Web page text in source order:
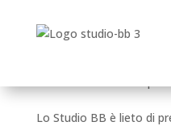
Lo Studio BB è lieto
Lo Studio BB è lieto di